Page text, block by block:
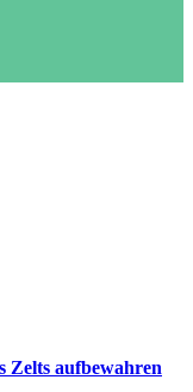
Zelts aufbewahren